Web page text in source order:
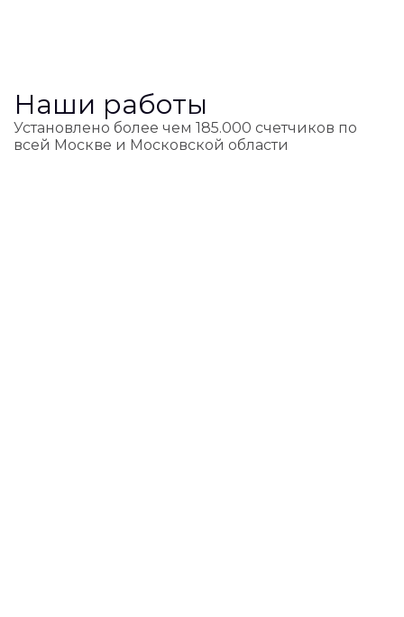
Наши работы
Установлено более чем 185.000 счетчиков по
всей Москве и Московской области